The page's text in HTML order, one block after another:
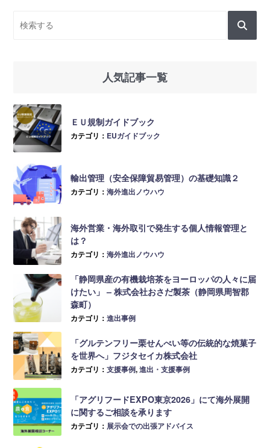
人気記事一覧
ＥＵ規制ガイドブック
カテゴリ： EUガイドブック
輸出管理（安全保障貿易管理）の基礎知識２
カテゴリ：海外進出ノウハウ
海外営業・海外取引で発生する個人情報管理と
は？
カテゴリ：海外進出ノウハウ
「静岡県産の有機栽培茶をヨーロッパの人々に届
けたい」 – 株式会社おさだ製茶（静岡県周智郡
森町）
カテゴリ：進出事例
「グルテンフリー栗せんべい等の伝統的な焼菓子
を世界へ」フジタセイカ株式会社
カテゴリ：支援事例,進出・支援事例
「アグリフードEXPO東京2026」にて海外展開
に関するご相談を承ります
カテゴリ： 展示会での出張アドバイス